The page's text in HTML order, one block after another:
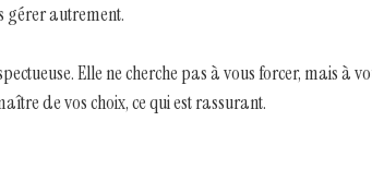
gérer autrement.
Elle ne cherche pas à vous forcer, mais à
de vos choix, ce qui est rassurant.